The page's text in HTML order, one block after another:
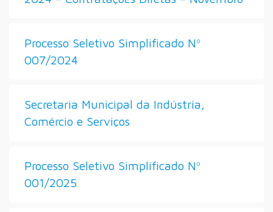
Processo Seletivo Simplificado Nº
007/2024
Secretaria Municipal da Indústria,
Comércio e Serviços
Processo Seletivo Simplificado Nº
001/2025